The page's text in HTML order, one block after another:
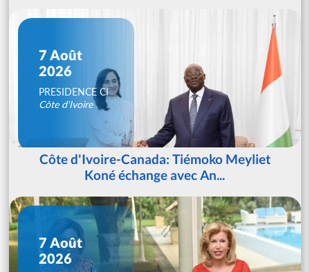
7 Août
2026
PRESIDENCE CI
Côte d'Ivoire
Côte d'Ivoire-Canada: Tiémoko Meyliet
Koné échange avec An...
7 Août
2026